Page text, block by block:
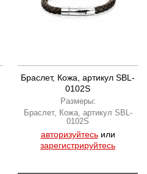
Браслет, Кожа, артикул SBL-
0102S
Размеры:
Браслет, Кожа, артикул SBL-
0102S
авторизуйтесьили
зарегистрируйтесь